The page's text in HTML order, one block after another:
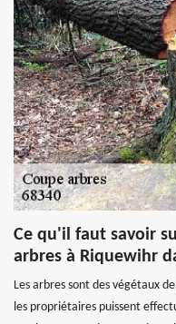
Ce qu'il faut savoir
arbres à Riquewihr
Les arbres sont des végétaux
les propriétaires puissent